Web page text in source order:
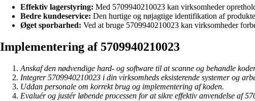
Effektiv lagerstyring: Med 5709940210023 kan virksomheder
Bedre kundeservice: Den hurtige og nøjagtige identifikation af
Øget sporbarhed: Ved at bruge 5709940210023 kan virksomheder
Implementering af 5709940210023
Anskaf den nødvendige hard- og software til at scanne og behandle
Integrer 5709940210023 i din virksomheds eksisterende systemer og
Uddan personale om korrekt brug og implementering af koden.
Evaluér og justér løbende processen for at sikre effektiv anvendelse af